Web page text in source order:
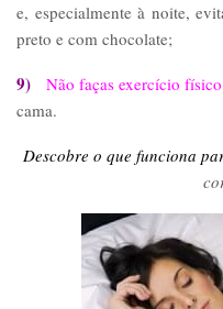
e, especialmente à noite,
preto e com chocolate;
9) Não faças exercício físico
cama.
Descobre o que funciona